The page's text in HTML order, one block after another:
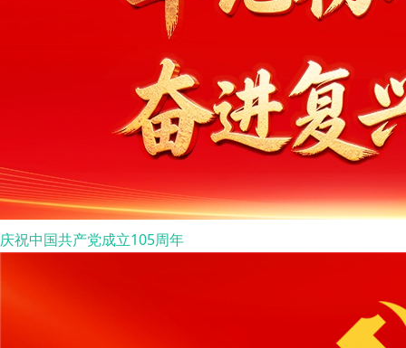
庆祝中国共产党成立105周年